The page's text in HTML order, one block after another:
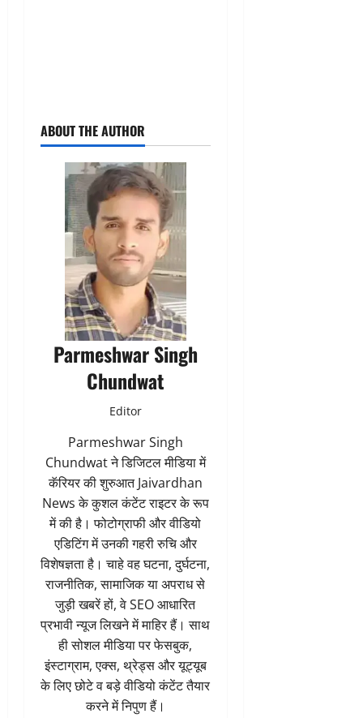
ABOUT THE AUTHOR
Parmeshwar Singh
Chundwat
Editor
Parmeshwar Singh
Chundwat ने डिजिटल मीडिया में
कॅरियर की शुरुआत Jaivardhan
News के कुशल कंटेंट राइटर के रूप
में की है। फोटोग्राफी और वीडियो
एडिटिंग में उनकी गहरी रुचि और
विशेषज्ञता है। चाहे वह घटना, दुर्घटना,
राजनीतिक, सामाजिक या अपराध से
जुड़ी खबरें हों, वे SEO आधारित
प्रभावी न्यूज लिखने में माहिर हैं। साथ
ही सोशल मीडिया पर फेसबुक,
इंस्टाग्राम, एक्स, थ्रेड्स और यूट्यूब
के लिए छोटे व बड़े वीडियो कंटेंट तैयार
करने में निपुण हैं।